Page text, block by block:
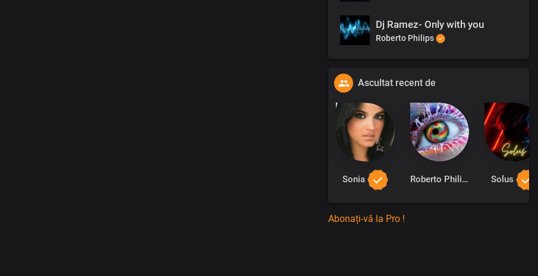
Dj Ramez- Only with you
Roberto Philips
Ascultat recent de
Sonia Roberto Philips Solus
Abonați-vă la Pro !